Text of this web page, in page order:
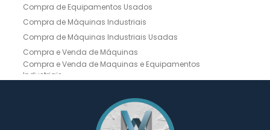
Compra de Equipamentos Usados
Compra de Máquinas Industriais
Compra de Máquinas Industriais Usadas
Compra e Venda de Máquinas
Compra e Venda de Maquinas e Equipamentos
Industriais
Compra e Venda de Máquinas Operatrizes
Dobradeira CNC Usada